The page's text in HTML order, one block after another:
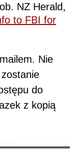
NZ Herald,
to FBI for
Nie
do
z kopią